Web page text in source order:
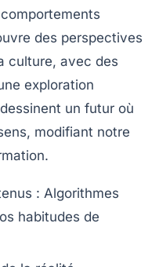
des perspectives
culture, avec des
exploration
un futur où
modifiant notre
: Algorithmes
habitudes de